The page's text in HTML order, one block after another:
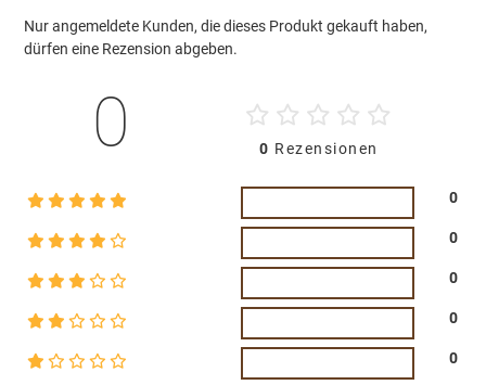
0 0 Rezensionen
0
0
0
0
0
Nur angemeldete Kunden, die dieses Produkt gekauft haben,
dürfen eine Rezension abgeben.